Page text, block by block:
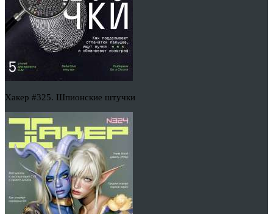
Хакер #325. Шпионские штучки